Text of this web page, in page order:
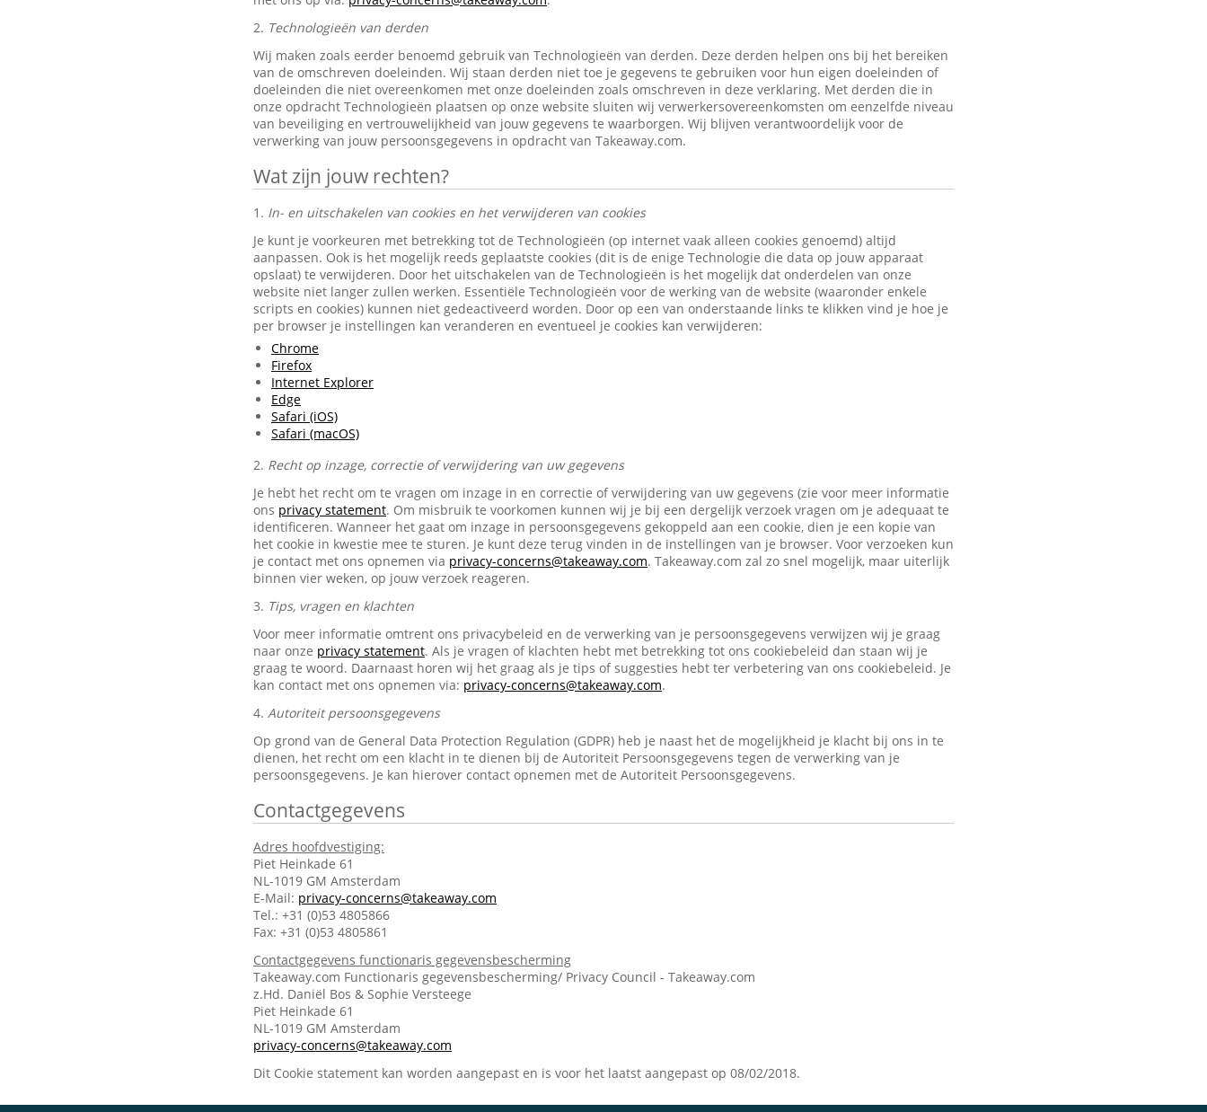
2. Technologieën van derden
Wij maken zoals eerder benoemd gebruik van Technologieën van derden. Deze derden helpen ons bij het bereiken
van de omschreven doeleinden. Wij staan derden niet toe je gegevens te gebruiken voor hun eigen doeleinden of
doeleinden die niet overeenkomen met onze doeleinden zoals omschreven in deze verklaring. Met derden die in
onze opdracht Technologieën plaatsen op onze website sluiten wij verwerkersovereenkomsten om eenzelfde niveau
van beveiliging en vertrouwelijkheid van jouw gegevens te waarborgen. Wij blijven verantwoordelijk voor de
verwerking van jouw persoonsgegevens in opdracht van Takeaway.com.
Wat zijn jouw rechten?
1. In- en uitschakelen van cookies en het verwijderen van cookies
Je kunt je voorkeuren met betrekking tot de Technologieën (op internet vaak alleen cookies genoemd) altijd
aanpassen. Ook is het mogelijk reeds geplaatste cookies (dit is de enige Technologie die data op jouw apparaat
opslaat) te verwijderen. Door het uitschakelen van de Technologieën is het mogelijk dat onderdelen van onze
website niet langer zullen werken. Essentiële Technologieën voor de werking van de website (waaronder enkele
scripts en cookies) kunnen niet gedeactiveerd worden. Door op een van onderstaande links te klikken vind je hoe je
per browser je instellingen kan veranderen en eventueel je cookies kan verwijderen:
Chrome
Firefox
Internet Explorer
Edge
Safari (iOS)
Safari (macOS)
2. Recht op inzage, correctie of verwijdering van uw gegevens
Je hebt het recht om te vragen om inzage in en correctie of verwijdering van uw gegevens (zie voor meer informatie
ons privacy statement. Om misbruik te voorkomen kunnen wij je bij een dergelijk verzoek vragen om je adequaat te
identificeren. Wanneer het gaat om inzage in persoonsgegevens gekoppeld aan een cookie, dien je een kopie van
het cookie in kwestie mee te sturen. Je kunt deze terug vinden in de instellingen van je browser. Voor verzoeken kun
je contact met ons opnemen via privacy-concerns@takeaway.com. Takeaway.com zal zo snel mogelijk, maar uiterlijk
binnen vier weken, op jouw verzoek reageren.
3. Tips, vragen en klachten
Voor meer informatie omtrent ons privacybeleid en de verwerking van je persoonsgegevens verwijzen wij je graag
naar onze privacy statement. Als je vragen of klachten hebt met betrekking tot ons cookiebeleid dan staan wij je
graag te woord. Daarnaast horen wij het graag als je tips of suggesties hebt ter verbetering van ons cookiebeleid. Je
kan contact met ons opnemen via: privacy-concerns@takeaway.com.
4. Autoriteit persoonsgegevens
Op grond van de General Data Protection Regulation (GDPR) heb je naast het de mogelijkheid je klacht bij ons in te
dienen, het recht om een klacht in te dienen bij de Autoriteit Persoonsgegevens tegen de verwerking van je
persoonsgegevens. Je kan hierover contact opnemen met de Autoriteit Persoonsgegevens.
Contactgegevens
Adres hoofdvestiging:
Piet Heinkade 61
NL-1019 GM Amsterdam
E-Mail: privacy-concerns@takeaway.com
Tel.: +31 (0)53 4805866
Fax: +31 (0)53 4805861
Contactgegevens functionaris gegevensbescherming
Takeaway.com Functionaris gegevensbescherming/ Privacy Council - Takeaway.com
z.Hd. Daniël Bos & Sophie Versteege
Piet Heinkade 61
NL-1019 GM Amsterdam
privacy-concerns@takeaway.com
Dit Cookie statement kan worden aangepast en is voor het laatst aangepast op 08/02/2018.